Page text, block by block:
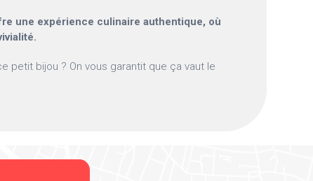
une expérience culinaire authentique, où
petit bijou ? On vous garantit que ça vaut le